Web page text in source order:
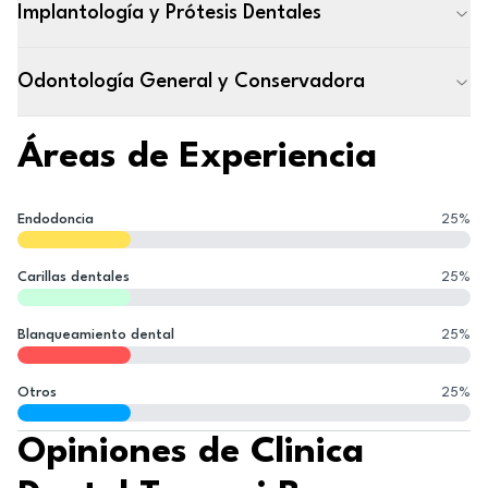
Implantología y Prótesis Dentales
Odontología General y Conservadora
Áreas de Experiencia
Endodoncia 25%
Carillas dentales 25%
Blanqueamiento dental 25%
Otros 25%
Opiniones de Clinica